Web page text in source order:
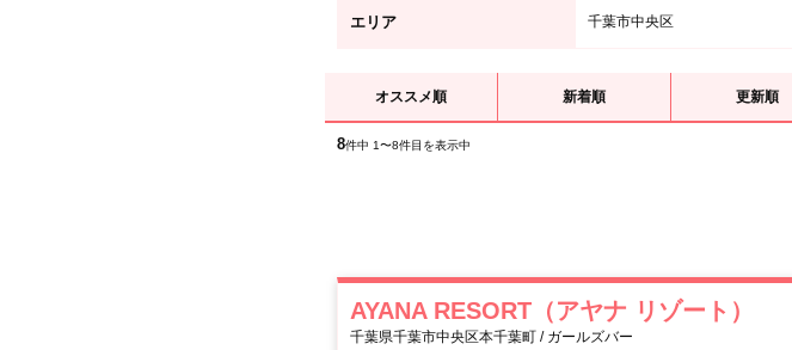
エリア 千葉市中央区
オススメ順 新着順 更新順
8件中 1〜8件目を表示中
AYANA RESORT（アヤナ リゾート）
千葉県千葉市中央区本千葉町 / ガールズバー